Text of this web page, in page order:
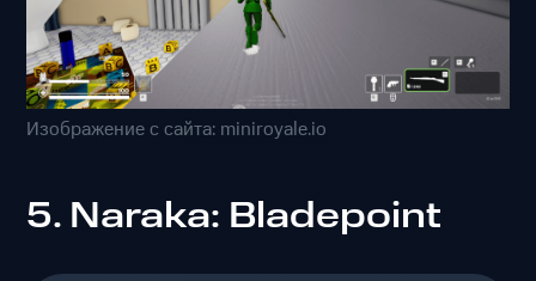
Изображение с сайта: miniroyale.io
5. Naraka: Bladepoint